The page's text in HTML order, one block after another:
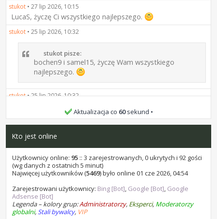
stukot • 27 lip 2026, 10:15
LucaS, życzę Ci wszystkiego najlepszego.
stukot • 25 lip 2026, 10:32
stukot pisze:
bochen9 i samel15, życzę Wam wszystkiego
najlepszego.
stukot•25 lip 2026, 10:32
kominekl, życzę Ci wszystkiego najlepszego.
stukot•18 cze 2026, 14:22
Kaen1227, życzę Ci wszystkiego najlepszego.
Przez około 10 godzin, jest za darmo w promocji: AI Photo
Stamp Remover 18. Na sharewareonsale
stukot•01 cze 2026, 10:40
Aktualizacja co 60sekund
Kto jest online
Użytkownicy online: 95 :: 3 zarejestrowanych, 0 ukrytych i 92 gości
(wg danych z ostatnich 5 minut)
Najwięcej użytkowników (5469) było online 01 cze 2026, 04:54
Zarejestrowani użytkownicy: Bing [Bot], Google [Bot], Google
Adsense [Bot]
Legenda – kolory grup:Administratorzy, Eksperci, Moderatorzy
globalni,Stali bywalcy, VIP